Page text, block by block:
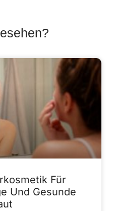
Für
Und Gesunde